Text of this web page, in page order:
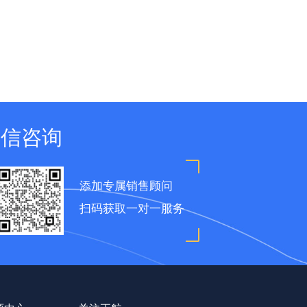
咨询
添加专属销售顾问
扫码获取一对一服务